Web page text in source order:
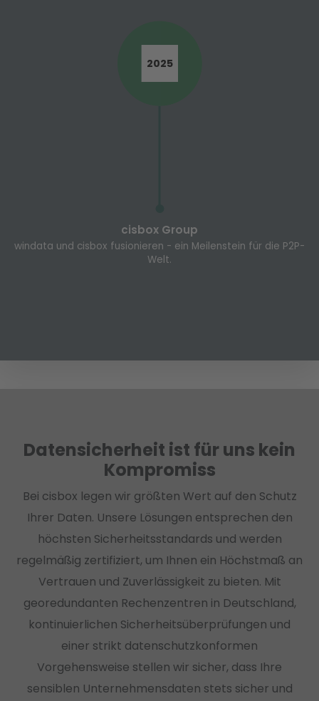
2025
cisbox Group
windata und cisbox fusionieren - ein Meilenstein für die P2P-
Welt.
Datensicherheit ist für uns kein
Kompromiss
Bei cisbox legen wir größten Wert auf den Schutz
Ihrer Daten. Unsere Lösungen entsprechen den
höchsten Sicherheitsstandards und werden
regelmäßig zertifiziert, um Ihnen ein Höchstmaß an
Vertrauen und Zuverlässigkeit zu bieten. Mit
georedundanten Rechenzentren in Deutschland,
kontinuierlichen Sicherheitsüberprüfungen und
einer strikt datenschutzkonformen
Vorgehensweise stellen wir sicher, dass Ihre
sensiblen Unternehmensdaten stets sicher und